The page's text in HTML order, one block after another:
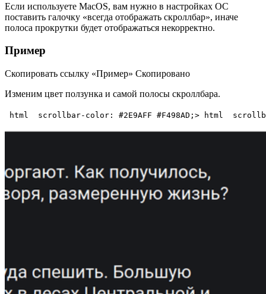
Если используете MacOS, вам нужно в настройках ОС
поставить галочку «всегда отображать скроллбар», иначе
полоса прокрутки будет отображаться некорректно.
Пример
Скопировать ссылку «Пример» Скопировано
Изменим цвет ползунка и самой полосы скроллбара.
html scrollbar-color: #2E9AFF #F498AD; > html